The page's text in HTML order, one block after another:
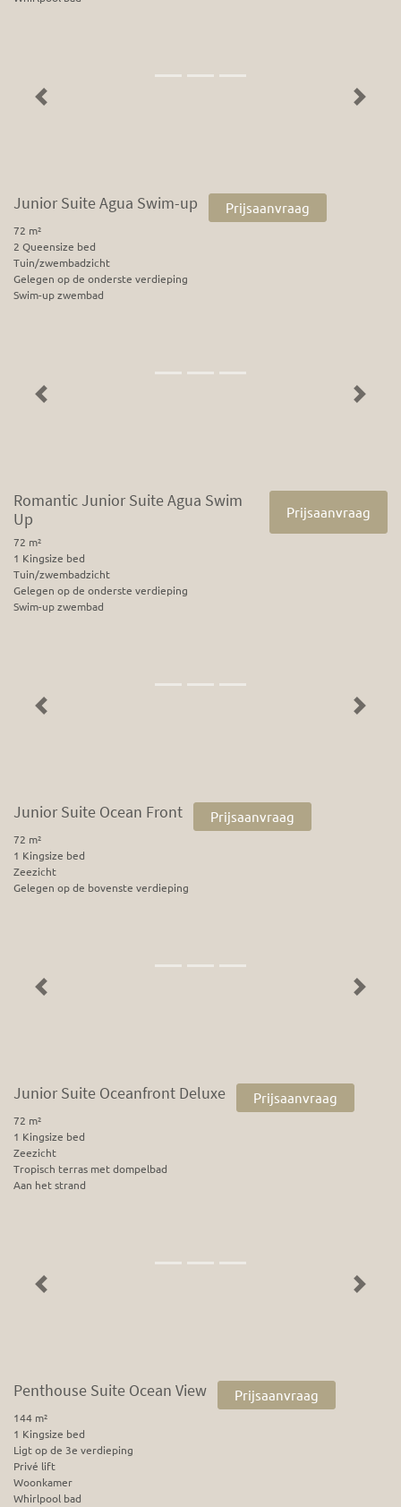
Previous Next
Junior Suite Agua Swim-up Prijsaanvraag
72 m²
2 Queensize bed
Tuin/zwembadzicht
Gelegen op de onderste verdieping
Swim-up zwembad
Previous Next
Romantic Junior Suite Agua Swim
Up
Prijsaanvraag
72 m²
1 Kingsize bed
Tuin/zwembadzicht
Gelegen op de onderste verdieping
Swim-up zwembad
Previous Next
Junior Suite Ocean Front Prijsaanvraag
72 m²
1 Kingsize bed
Zeezicht
Gelegen op de bovenste verdieping
Previous Next
Junior Suite Oceanfront Deluxe Prijsaanvraag
72 m²
1 Kingsize bed
Zeezicht
Tropisch terras met dompelbad
Aan het strand
Previous Next
Penthouse Suite Ocean View Prijsaanvraag
144 m²
1 Kingsize bed
Ligt op de 3e verdieping
Privé lift
Woonkamer
Whirlpool bad